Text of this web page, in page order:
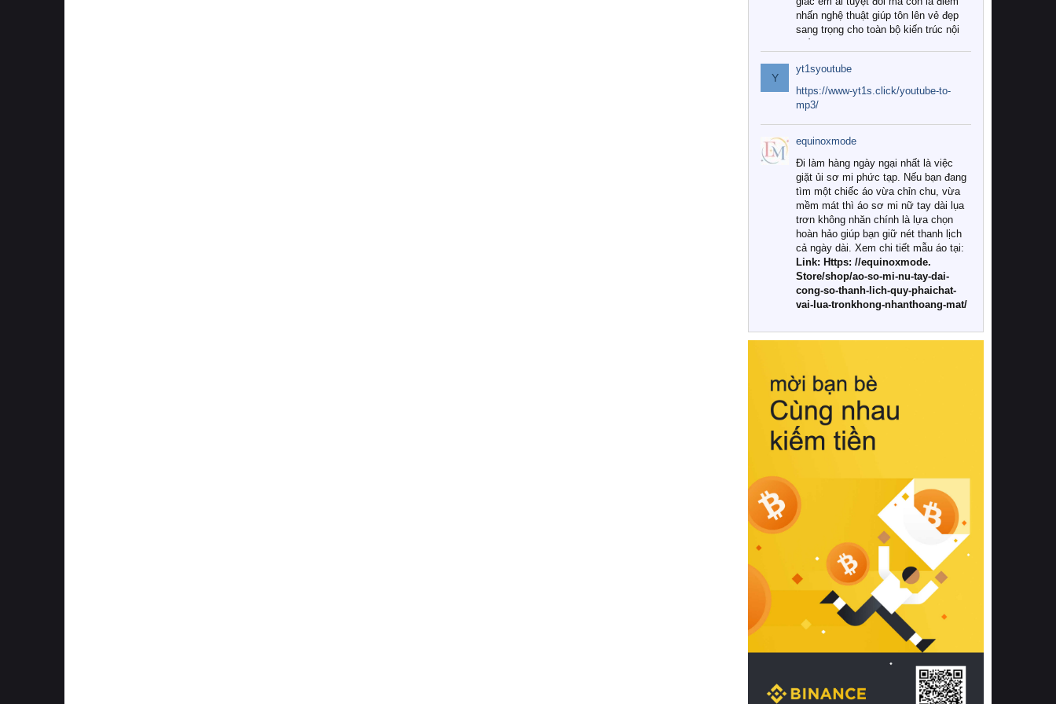
nhấn nghệ thuật giúp tôn lên vẻ đẹp
sang trọng cho toàn bộ kiến trúc nội
Tuy nhiên, giữa thị trường đa dạng
với vô vàn thương hiệu và mẫu mã
như hiện nay, làm thế nào để chọn
được những bộ chăn ga gối đệm cao
cấp thực sự chất lượng, phù hợp với
khí hậu và nhu cầu sử dụng của gia
đình? Hãy cùng chúng tôi đi tìm lời
giải đáp chi tiết qua bài viết dưới đây.
1. Tại sao các gia đình hiện đại lại ưa
chuộng chăn ga gối đệm cao cấp?
Khác với các dòng sản phẩm thông
thường, những bộ chăn ga gối đệm
cao cấp trải qua quy trình sản xuất
nghiêm ngặt từ khâu chọn lọc nguyên
liệu tự nhiên đến công nghệ dệt
nhuộm hiện đại không chứa hóa chất
này, bạn sẽ cảm nhận rõ rệt sự khác
hồi chuẩn xác của phần đệm nâng đỡ
cột sống.
Bên cạnh đó, việc lựa chọn các dòng
sản phẩm đạt chuẩn chất lượng quốc
tế còn giúp ngăn ngừa tình trạng kích
khuẩn và nấm mốc trong điều kiện
thời tiết nóng ẩm. Bạn có thể tìm hiểu
thêm các nghiên cứu khoa học về tác
động của giấc ngủ và môi trường
phòng ngủ đối với sức khỏe con
người tại Sleep Foundation (External
Link) để có cái nhìn toàn diện hơn.
2. Các tiêu chí vàng khi lựa chọn
chăn ga gối đệm cao cấp cho phòng
ngủ
Để sở hữu một bộ chăn ga gối đệm
cao cấp hoàn hảo cả về thẩm mỹ lẫn
công năng, người tiêu dùng cần cân
nhắc kỹ lưỡng các tiêu chí quan trọng
Y
yt1syoutube
https://www-yt1s.click/youtube-to-
mp3/
equinoxmode
Đi làm hàng ngày ngại nhất là việc
giặt ủi sơ mi phức tạp. Nếu bạn đang
tìm một chiếc áo vừa chỉn chu, vừa
mềm mát thì áo sơ mi nữ tay dài lụa
trơn không nhăn chính là lựa chọn
hoàn hảo giúp bạn giữ nét thanh lịch
cả ngày dài. Xem chi tiết mẫu áo tại:
Link: Https: //equinoxmode.
Store/shop/ao-so-mi-nu-tay-dai-
cong-so-thanh-lich-quy-phaichat-
vai-lua-tronkhong-nhanthoang-mat/